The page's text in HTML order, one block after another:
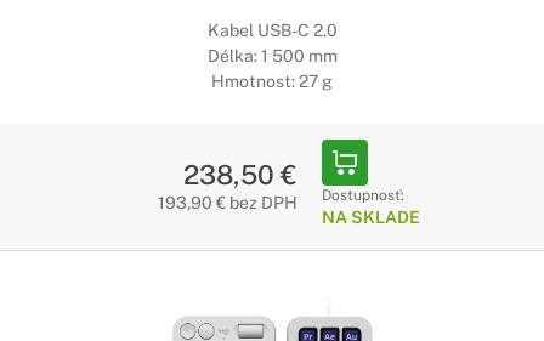
Kabel USB-C 2.0
Délka: 1 500 mm
Hmotnost: 27 g
238,50 €
193,90 € bez DPH Dostupnosť:
NA SKLADE